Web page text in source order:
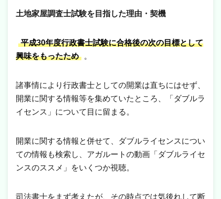
土地家屋調査士試験を目指した理由・契機
平成30年度行政書士試験に合格後の次の目標として
興味をもったため
。
諸事情により行政書士としての開業は直ちにはせず、
開業に関する情報等を集めていたところ、「ダブルラ
イセンス」について目に留まる。
開業に関する情報と併せて、ダブルライセンスについ
ての情報も検索し、アガルートの動画「ダブルライセ
ンスのススメ」をいくつか視聴。
司法書士をまず考えたが、その時点では気後れして断